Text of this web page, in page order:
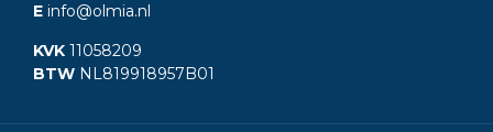
E info@olmia.nl
KVK 11058209
BTW NL819918957B01